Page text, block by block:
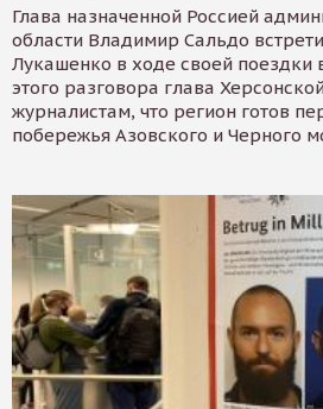
Глава назначенной Россией
области Владимир Сальдо
Лукашенко в ходе своей поездки
этого разговора глава
журналистам, что регион готов
побережья Азовского и Черного